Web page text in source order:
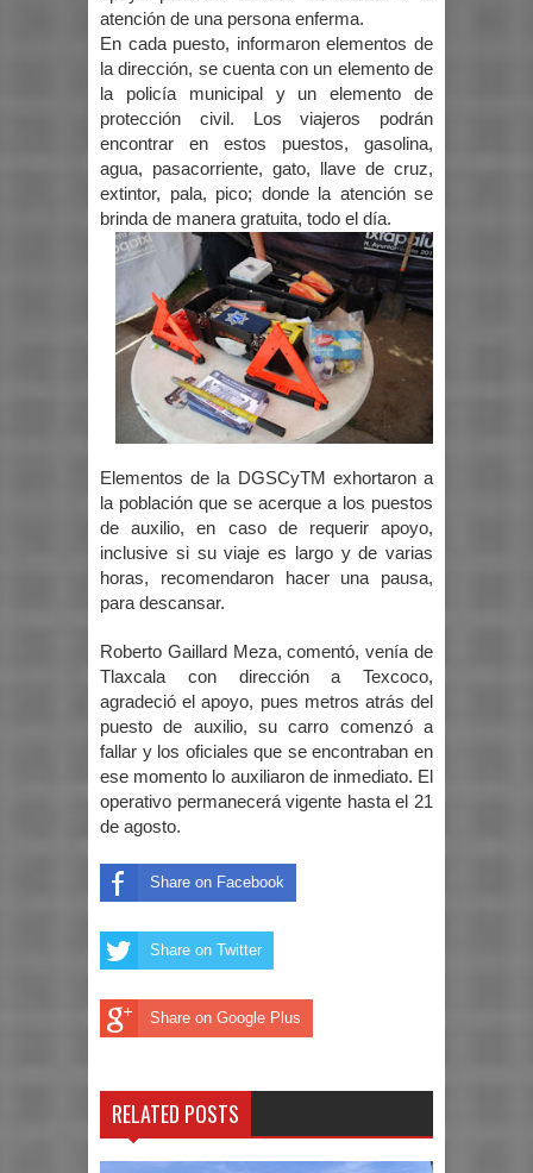
atención de una persona enferma.
En cada puesto, informaron elementos de
la dirección, se cuenta con un elemento de
la policía municipal y un elemento de
protección civil. Los viajeros podrán
encontrar en estos puestos, gasolina,
agua, pasacorriente, gato, llave de cruz,
extintor, pala, pico; donde la atención se
brinda de manera gratuita, todo el día.
Elementos de la DGSCyTM exhortaron a
la población que se acerque a los puestos
de auxilio, en caso de requerir apoyo,
inclusive si su viaje es largo y de varias
horas, recomendaron hacer una pausa,
para descansar.
Roberto Gaillard Meza, comentó, venía de
Tlaxcala con dirección a Texcoco,
agradeció el apoyo, pues metros atrás del
puesto de auxilio, su carro comenzó a
fallar y los oficiales que se encontraban en
ese momento lo auxiliaron de inmediato. El
operativo permanecerá vigente hasta el 21
de agosto.
Share on Facebook
Share on Twitter
Share on Google Plus
RELATED POSTS